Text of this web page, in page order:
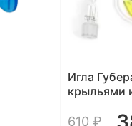
Набор для